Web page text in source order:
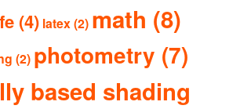
(4) latex(2) math (8)
(2) photometry (7)
based shading